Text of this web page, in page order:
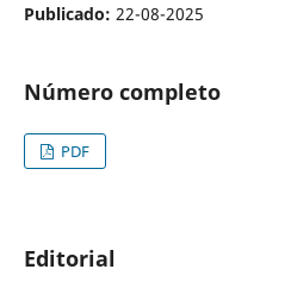
Publicado: 22-08-2025
Número completo
PDF
Editorial